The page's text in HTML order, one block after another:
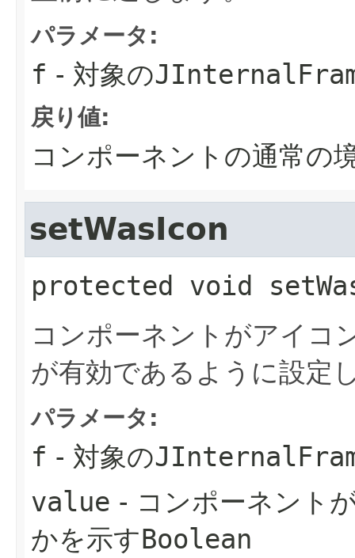
パラメータ:
f - 対象の
戻り値:
コンポーネントの通常の
setWasIcon
protected void
コンポーネントがアイコ
が有効であるように設定
パラメータ:
f - 対象の
value - コンポーネント
かを示すBoolean